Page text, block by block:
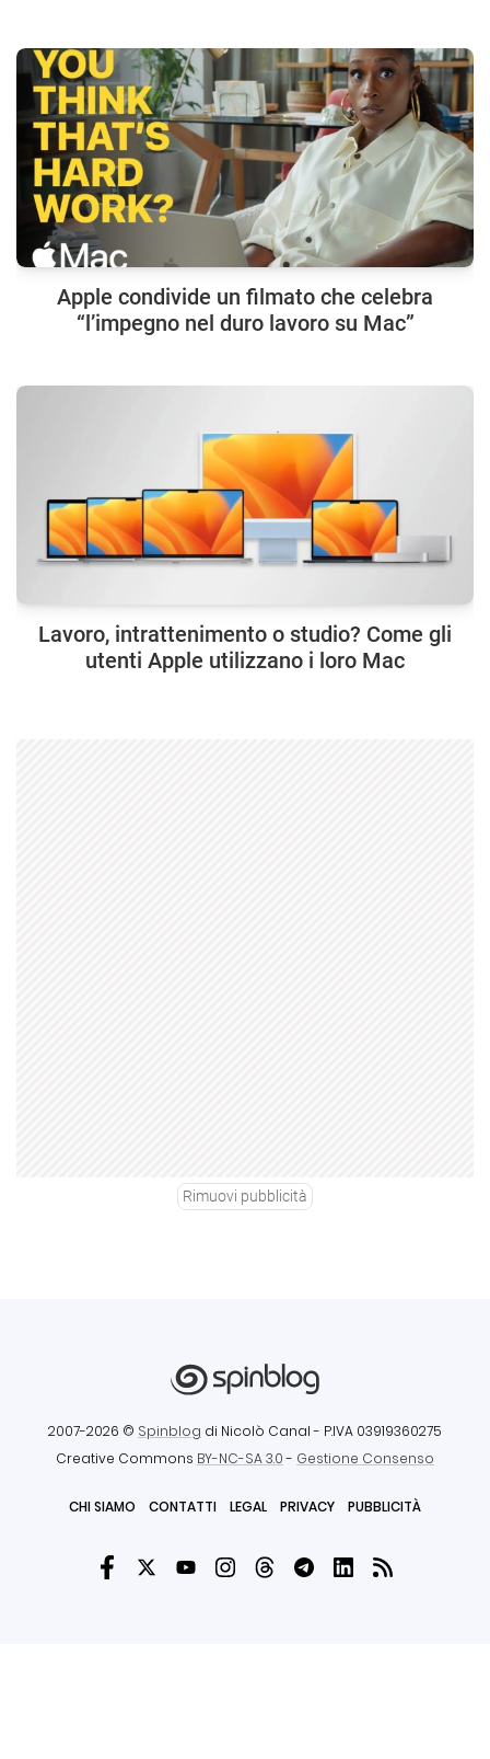
Apple condivide un filmato che celebra
“l’impegno nel duro lavoro su Mac”
Lavoro, intrattenimento o studio? Come gli
utenti Apple utilizzano i loro Mac
Rimuovi pubblicità
2007-2026 © Spinblog di Nicolò Canal - P.IVA 03919360275
Creative Commons BY-NC-SA 3.0- Gestione Consenso
CHI SIAMO CONTATTI LEGAL PRIVACY PUBBLICITÀ